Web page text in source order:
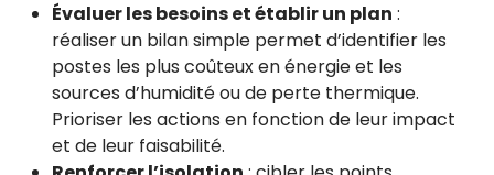
Évaluer les besoins et établir un plan :
réaliser un bilan simple permet d’identifier les
postes les plus coûteux en énergie et les
sources d’humidité ou de perte thermique.
Prioriser les actions en fonction de leur impact
et de leur faisabilité.